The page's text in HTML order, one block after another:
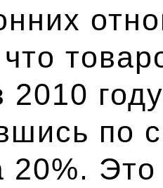
что
2010
по
20%.